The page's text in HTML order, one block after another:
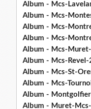
Album - Mcs-
Album - Mcs-
Album - Mcs-
Album - Mcs-
Album - Mcs-
Album - Mcs-
Album - Mcs-St-
Album - Mcs-
Album -
Album - Muret-